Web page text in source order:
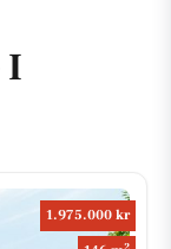
I
1.975.000 kr